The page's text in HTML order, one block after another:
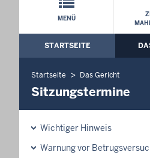
Schnellnavigation
MENÜ
Hauptmenü:
STARTSEITE
Startseite Das Gericht
Sitzungstermine
Wichtiger Hinweis
Warnung vor